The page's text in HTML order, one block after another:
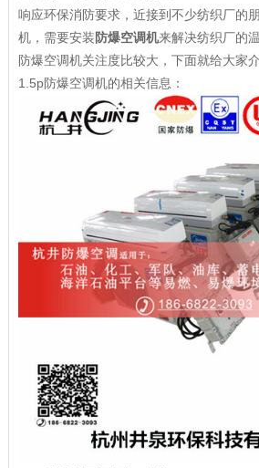
响应环保消防要求，近接到不少纺织厂的
机，需要安装防爆空调机来解决纺织厂的
防爆空调机关注度比较大，下面就给大家
1.5p防爆空调机的相关信息：